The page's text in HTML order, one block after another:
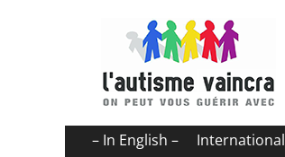
Menu
Aller
– In English – International